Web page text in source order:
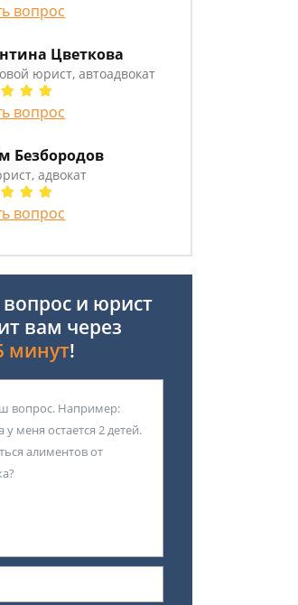
вопрос
Цветкова
юрист, автоадвокат
вопрос
Безбородов
адвокат
вопрос
и юрист
вам через
минут!